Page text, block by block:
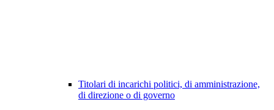
Titolari di incarichi politici, di amministrazione,
di direzione o di governo